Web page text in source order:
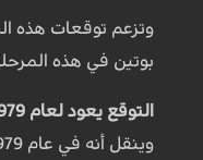
وتزعم توقعات هذه
بوتين في هذه
التوقع يعود لعام 1979